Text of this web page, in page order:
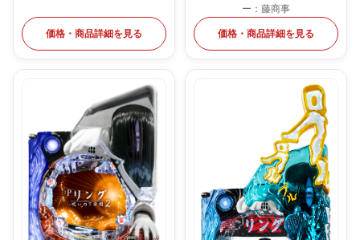
価格・商品詳細を見る
ー：藤商事
価格・商品詳細を見る